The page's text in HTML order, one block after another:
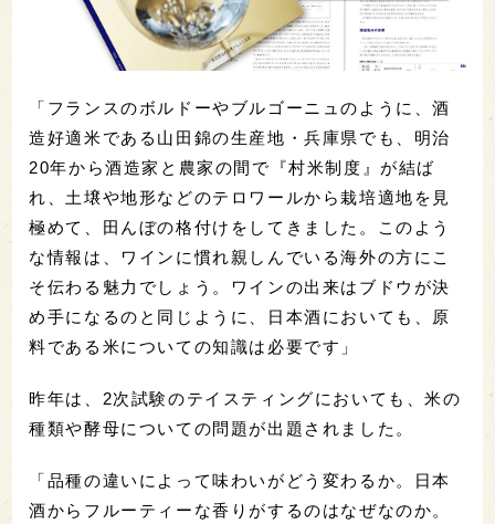
「フランスのボルドーやブルゴーニュのように、酒
造好適米である山田錦の生産地・兵庫県でも、明治
20年から酒造家と農家の間で『村米制度』が結ば
れ、土壌や地形などのテロワールから栽培適地を見
極めて、田んぼの格付けをしてきました。このよう
な情報は、ワインに慣れ親しんでいる海外の方にこ
そ伝わる魅力でしょう。ワインの出来はブドウが決
め手になるのと同じように、日本酒においても、原
料である米についての知識は必要です」
昨年は、2次試験のテイスティングにおいても、米の
種類や酵母についての問題が出題されました。
「品種の違いによって味わいがどう変わるか。日本
酒からフルーティーな香りがするのはなぜなのか。